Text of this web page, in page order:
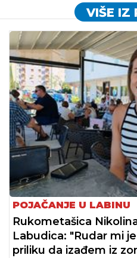
VIŠE IZ
POJAČANJE U LABINU
Rukometašica
Labudica: "Rudar mi
priliku da izađem iz